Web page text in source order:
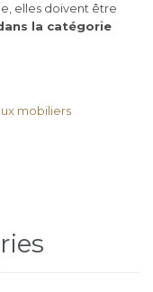
elles doivent être
la catégorie
mobiliers